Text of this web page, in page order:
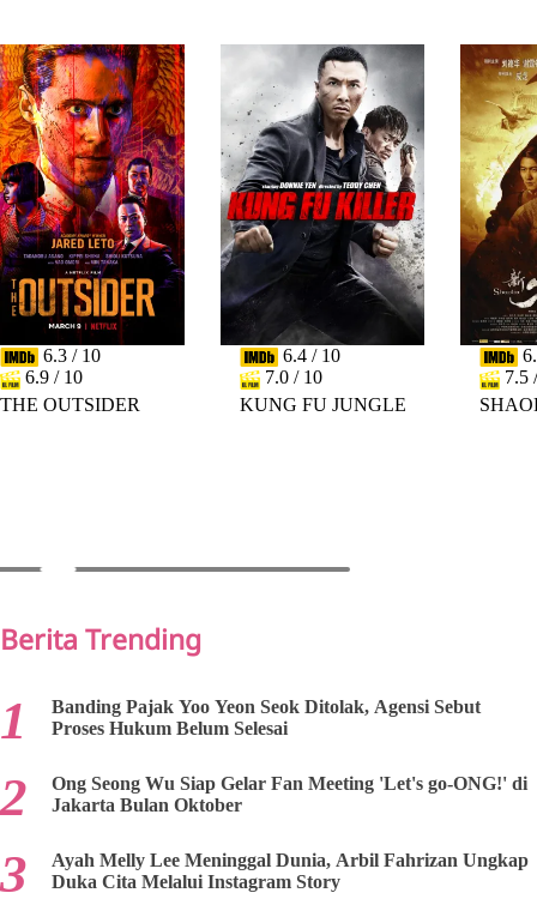
6.3 / 10
6.9 / 10
THE OUTSIDER
6.4 / 10
7.0 / 10
KUNG FU JUNGLE
7.5
Berita Trending
Banding Pajak Yoo Yeon Seok Ditolak, Agensi Sebut
Proses Hukum Belum Selesai
Ong Seong Wu Siap Gelar Fan Meeting 'Let's go-ONG!' di
Jakarta Bulan Oktober
Ayah Melly Lee Meninggal Dunia, Arbil Fahrizan Ungkap
Duka Cita Melalui Instagram Story